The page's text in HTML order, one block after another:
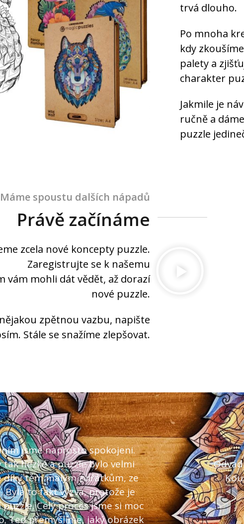
trvá dlouho.
Po mnoha
kdy
palety a
charakter
Jakmile je
ručně a
puzzle
Máme spoustu dalších nápadů
Právě začínáme
zcela nové koncepty puzzle.
Zaregistrujte se k našemu
vám mohli dát vědět, až dorazí
nové puzzle.
zpětnou vazbu, napište
Stále se snažíme zlepšovat.
jsme naprosto spokojeni.
hezké a puzzle bylo velmi
těm malým zvířátkům, ze
Byla to fakt výzva, protože je
Celý proces jsme si moc
Teď přemýšlíme, jaký obrázek